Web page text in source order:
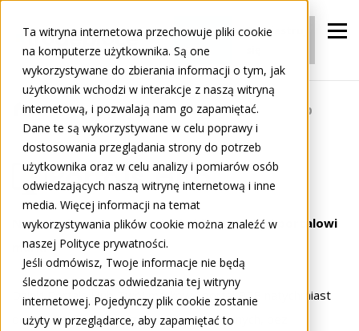
Ta witryna internetowa przechowuje pliki cookie
na komputerze użytkownika. Są one
wykorzystywane do zbierania informacji o tym, jak
użytkownik wchodzi w interakcje z naszą witryną
internetową, i pozwalają nam go zapamiętać.
Dane te są wykorzystywane w celu poprawy i
dostosowania przeglądania strony do potrzeb
użytkownika oraz w celu analizy i pomiarów osób
odwiedzających naszą witrynę internetową i inne
media. Więcej informacji na temat
wykorzystywania plików cookie można znaleźć w
naszej Polityce prywatności.
Jeśli odmówisz, Twoje informacje nie będą
śledzone podczas odwiedzania tej witryny
internetowej. Pojedynczy plik cookie zostanie
użyty w przeglądarce, aby zapamiętać to
Zaloguj
się
Zarejestruj
Dla Producentów Portals Portals Hub
Portals Hub
Natychmiastowe dotarcie do klienta dzięki portalowi
marki
Dzięki Portals Hub Twój markowy portal B2B natychmiast
dotrze do tysięcy sprzedawców detalicznych, bez